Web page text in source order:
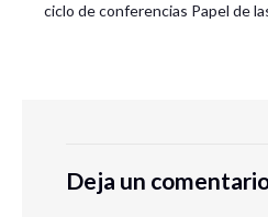
ciclo de conferencias Papel de
Deja un